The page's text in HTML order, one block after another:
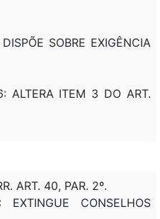
SOBRE EXIGÊNCIA
ALTERA ITEM 3 DO ART.
ART. 40, PAR. 2º.
CONSELHOS